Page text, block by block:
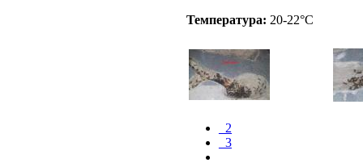
Температура: 20-22°C
_2
_3